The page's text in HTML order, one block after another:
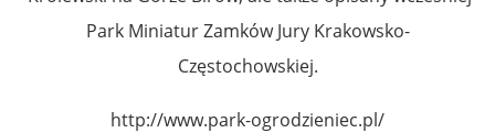
Park Miniatur Zamków Jury Krakowsko-
Częstochowskiej.
http://www.park-ogrodzieniec.pl/